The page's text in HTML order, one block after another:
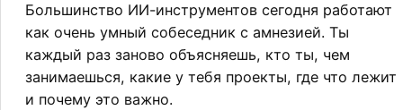
Большинство ИИ-инструментов сегодня работают
как очень умный собеседник с амнезией. Ты
каждый раз заново объясняешь, кто ты, чем
занимаешься, какие у тебя проекты, где что лежит
и почему это важно.